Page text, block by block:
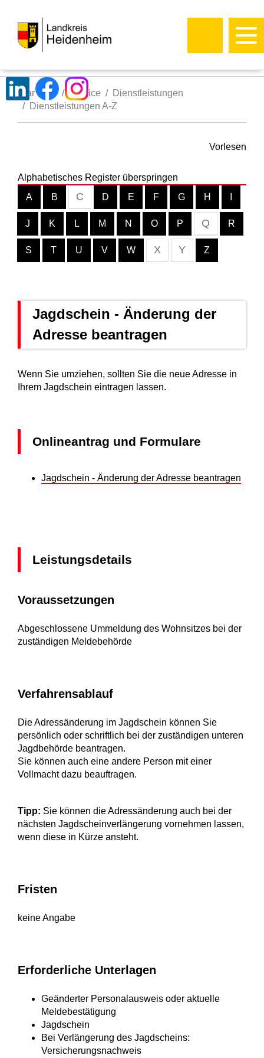
Startseite Service
Dienstleistungen
Dienstleistungen A-Z
Vorlesen
Alphabetisches Register überspringen
A
B C D E F G H
J K L M N O P Q R
S T U V W X Y Z
Jagdschein - Änderung der
Adresse beantragen
Wenn Sie umziehen, sollten Sie die neue Adresse in
Ihrem Jagdschein eintragen lassen.
Onlineantrag und Formulare
Jagdschein - Änderung der Adresse beantragen
Leistungsdetails
Voraussetzungen
Abgeschlossene Ummeldung des Wohnsitzes bei der
zuständigen Meldebehörde
Verfahrensablauf
Die Adressänderung im Jagdschein können Sie
persönlich oder schriftlich bei der zuständigen unteren
Jagdbehörde beantragen.
Sie können auch eine andere Person mit einer
Vollmacht dazu beauftragen.
Tipp: Sie können die Adressänderung auch bei der
nächsten Jagdscheinverlängerung vornehmen lassen,
wenn diese in Kürze ansteht.
Fristen
keine Angabe
Erforderliche Unterlagen
Geänderter Personalausweis oder aktuelle
Meldebestätigung
Jagdschein
Bei Verlängerung des Jagdscheins:
Versicherungsnachweis